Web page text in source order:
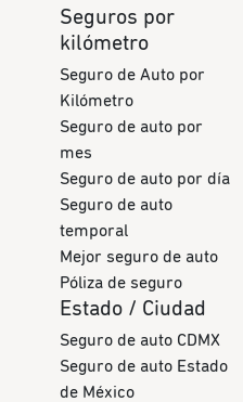
Seguros por
kilómetro
Seguro de Auto por
Kilómetro
Seguro de auto por
mes
Seguro de auto por día
Seguro de auto
temporal
Mejor seguro de auto
Póliza de seguro
Estado / Ciudad
Seguro de auto CDMX
Seguro de auto Estado
de México